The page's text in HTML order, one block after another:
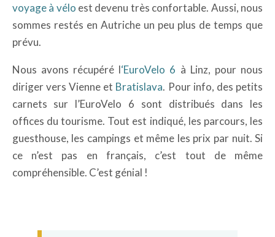
voyage à vélo est devenu très confortable. Aussi, nous
sommes restés en Autriche un peu plus de temps que
prévu.
Nous avons récupéré l‘EuroVelo 6 à Linz, pour nous
diriger vers Vienne et Bratislava. Pour info, des petits
carnets sur l’EuroVelo 6 sont distribués dans les
offices du tourisme. Tout est indiqué, les parcours, les
guesthouse, les campings et même les prix par nuit. Si
ce n’est pas en français, c’est tout de même
compréhensible. C’est génial !